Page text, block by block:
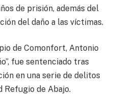
de prisión, además del
del daño a las víctimas.
de Comonfort, Antonio
fue sentenciado tras
en una serie de delitos
Refugio de Abajo.